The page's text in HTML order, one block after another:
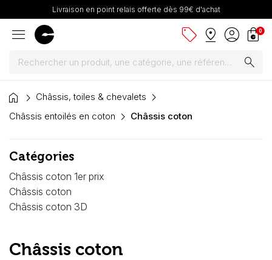
Livraison en point relais offerte dès 99€ d'achat
menu sell pin_drop account_circle shopping_bag
0
search
Peintures
Châssis, toiles & chevalets
Papiers
Cartons mousse & plume
home
Châssis, toiles & chevalets
Châssis entoilés en coton
Châssis coton
Catégories
Châssis coton 1er prix
Châssis coton
Châssis coton 3D
Châssis coton